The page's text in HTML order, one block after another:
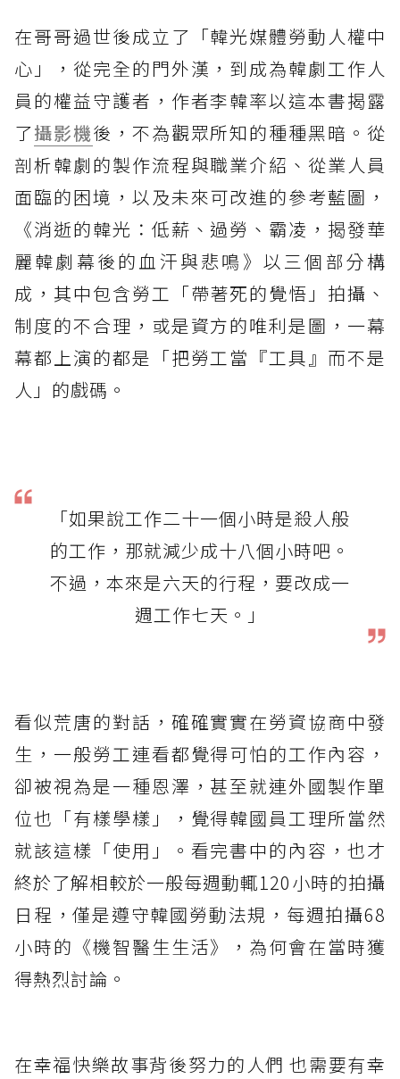
在哥哥過世後成立了「韓光媒體勞動人權中
心」，從完全的門外漢，到成為韓劇工作人
員的權益守護者，作者李韓率以這本書揭露
了攝影機後，不為觀眾所知的種種黑暗。從
剖析韓劇的製作流程與職業介紹、從業人員
面臨的困境，以及未來可改進的參考藍圖，
《消逝的韓光：低薪、過勞、霸凌，揭發華
麗韓劇幕後的血汗與悲鳴》以三個部分構
成，其中包含勞工「帶著死的覺悟」拍攝、
制度的不合理，或是資方的唯利是圖，一幕
幕都上演的都是「把勞工當『工具』而不是
人」的戲碼。
「如果說工作二十一個小時是殺人般
的工作，那就減少成十八個小時吧。
不過，本來是六天的行程，要改成一
週工作七天。」
看似荒唐的對話，確確實實在勞資協商中發
生，一般勞工連看都覺得可怕的工作內容，
卻被視為是一種恩澤，甚至就連外國製作單
位也「有樣學樣」，覺得韓國員工理所當然
就該這樣「使用」。看完書中的內容，也才
終於了解相較於一般每週動輒120小時的拍攝
日程，僅是遵守韓國勞動法規，每週拍攝68
小時的《機智醫生生活》，為何會在當時獲
得熱烈討論。
在幸福快樂故事背後努力的人們 也需要有幸